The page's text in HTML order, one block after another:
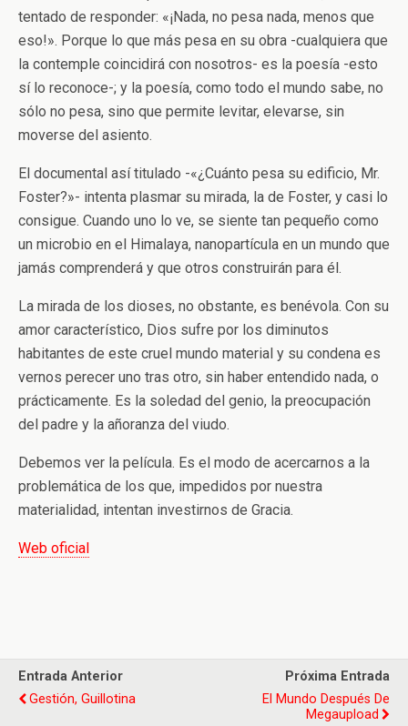
tentado de responder: «¡Nada, no pesa nada, menos que
eso!». Porque lo que más pesa en su obra -cualquiera que
la contemple coincidirá con nosotros- es la poesía -esto
sí lo reconoce-; y la poesía, como todo el mundo sabe, no
sólo no pesa, sino que permite levitar, elevarse, sin
moverse del asiento.
El documental así titulado -«¿Cuánto pesa su edificio, Mr.
Foster?»- intenta plasmar su mirada, la de Foster, y casi lo
consigue. Cuando uno lo ve, se siente tan pequeño como
un microbio en el Himalaya, nanopartícula en un mundo que
jamás comprenderá y que otros construirán para él.
La mirada de los dioses, no obstante, es benévola. Con su
amor característico, Dios sufre por los diminutos
habitantes de este cruel mundo material y su condena es
vernos perecer uno tras otro, sin haber entendido nada, o
prácticamente. Es la soledad del genio, la preocupación
del padre y la añoranza del viudo.
Debemos ver la película. Es el modo de acercarnos a la
problemática de los que, impedidos por nuestra
materialidad, intentan investirnos de Gracia.
Web oficial
Entrada Anterior
Gestión, Guillotina
Próxima Entrada
El Mundo Después De
Megaupload